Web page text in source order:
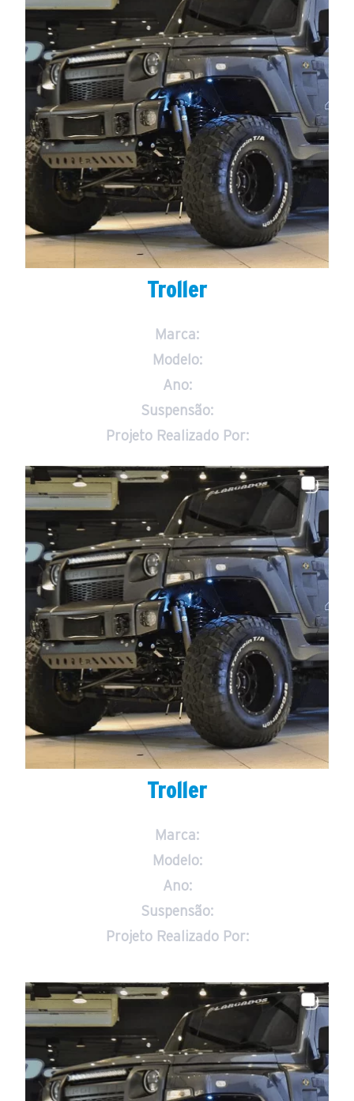
Troller
Marca:
Modelo:
Ano:
Suspensão:
Projeto Realizado Por:
Troller
Marca:
Modelo:
Ano:
Suspensão:
Projeto Realizado Por: